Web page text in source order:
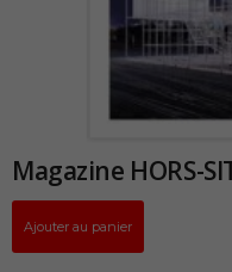
Magazine HORS-
Ajouter au panier